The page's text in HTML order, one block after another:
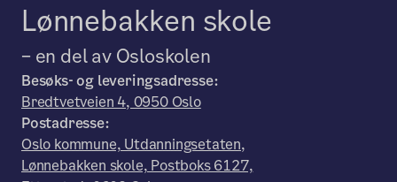
Lønnebakken skole
– en del av Osloskolen
Besøks- og leveringsadresse:
Bredtvetveien 4, 0950 Oslo
Postadresse:
Oslo kommune, Utdanningsetaten,
Lønnebakken skole, Postboks 6127,